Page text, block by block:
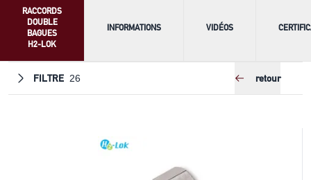
RACCORDS
DOUBLE
BAGUES
H2-LOK
INFORMATIONS VIDÉOS
FILTRE 26 retour